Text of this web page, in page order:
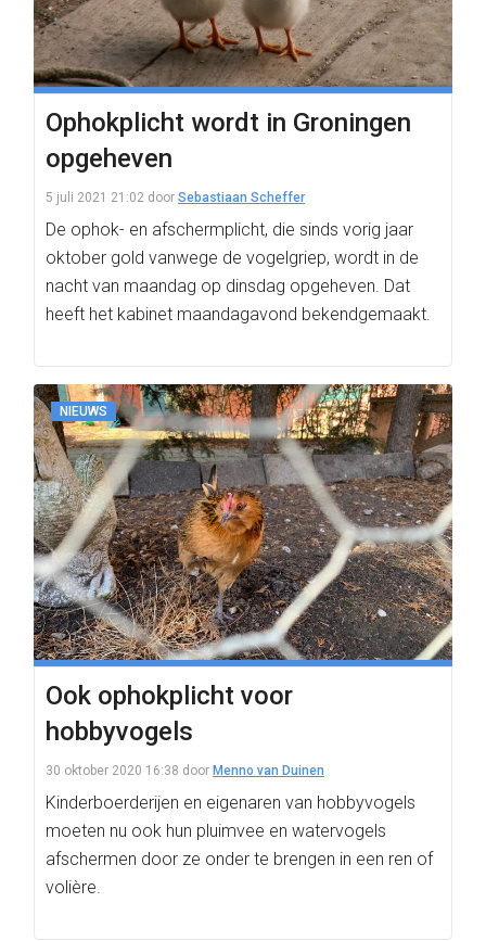
Ophokplicht wordt in Groningen
opgeheven
5 juli 2021 21:02 door Sebastiaan Scheffer
De ophok- en afschermplicht, die sinds vorig jaar
oktober gold vanwege de vogelgriep, wordt in de
nacht van maandag op dinsdag opgeheven. Dat
heeft het kabinet maandagavond bekendgemaakt.
NIEUWS
Ook ophokplicht voor
hobbyvogels
30 oktober 2020 16:38 door Menno van Duinen
Kinderboerderijen en eigenaren van hobbyvogels
moeten nu ook hun pluimvee en watervogels
afschermen door ze onder te brengen in een ren of
volière.